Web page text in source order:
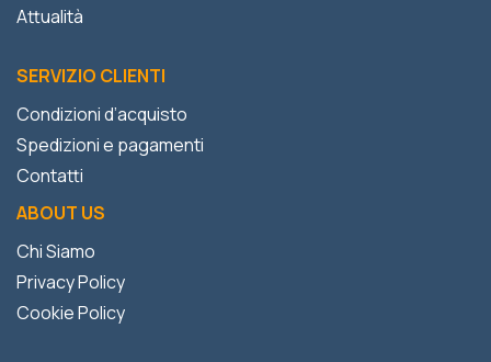
Attualità
SERVIZIO CLIENTI
Condizioni d’acquisto
Spedizioni e pagamenti
Contatti
ABOUT US
Chi Siamo
Privacy Policy
Cookie Policy